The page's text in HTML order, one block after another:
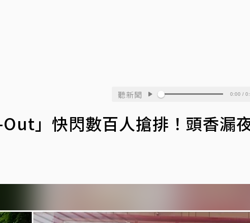
聽新聞 0:00 /
」快閃數百人搶排！頭香漏